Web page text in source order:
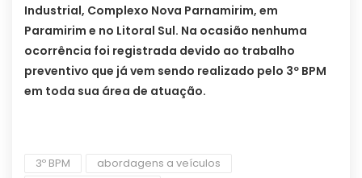
Industrial, Complexo Nova Parnamirim, em
Paramirim e no Litoral Sul. Na ocasião nenhuma
ocorrência foi registrada devido ao trabalho
preventivo que já vem sendo realizado pelo 3º BPM
em toda sua área de atuação.
3º BPM
abordagens a veículos